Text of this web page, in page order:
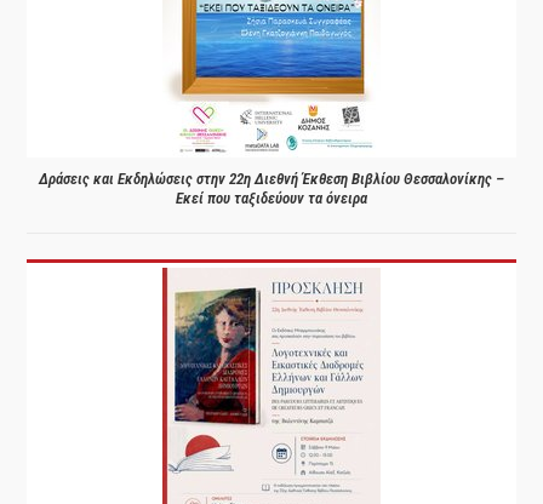
Δράσεις και Εκδηλώσεις στην 22η Διεθνή Έκθεση Βιβλίου Θεσσαλονίκης –
Εκεί που ταξιδεύουν τα όνειρα